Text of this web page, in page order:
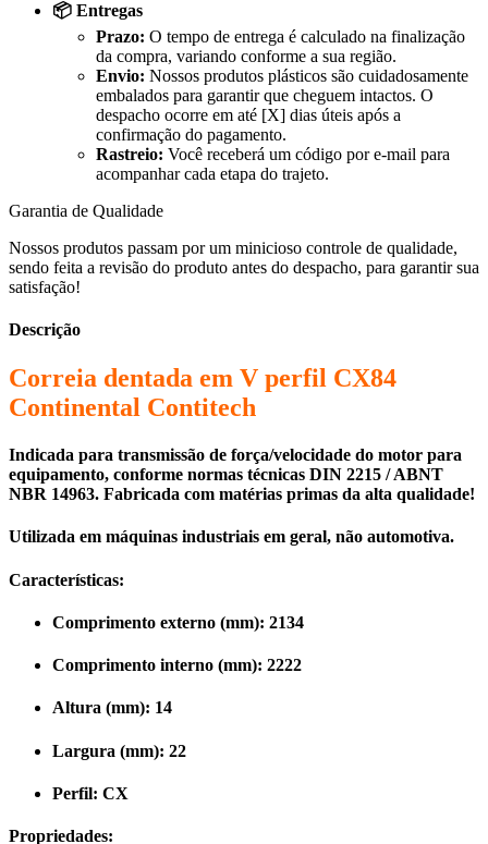
📦 Entregas
Prazo: O tempo de entrega é calculado na finalização
da compra, variando conforme a sua região.
Envio: Nossos produtos plásticos são cuidadosamente
embalados para garantir que cheguem intactos. O
despacho ocorre em até [X] dias úteis após a
confirmação do pagamento.
Rastreio: Você receberá um código por e-mail para
acompanhar cada etapa do trajeto.
Garantia de Qualidade
Nossos produtos passam por um minicioso controle de qualidade,
sendo feita a revisão do produto antes do despacho, para garantir sua
satisfação!
Descrição
Correia dentada em V perfil CX84
Continental Contitech
Indicada para transmissão de força/velocidade do motor para
equipamento, conforme normas técnicas DIN 2215 / ABNT
NBR 14963. Fabricada com matérias primas da alta qualidade!
Utilizada em máquinas industriais em geral, não automotiva.
Características:
Comprimento externo (mm): 2134
Comprimento interno (mm): 2222
Altura (mm): 14
Largura (mm): 22
Perfil: CX
Propriedades: